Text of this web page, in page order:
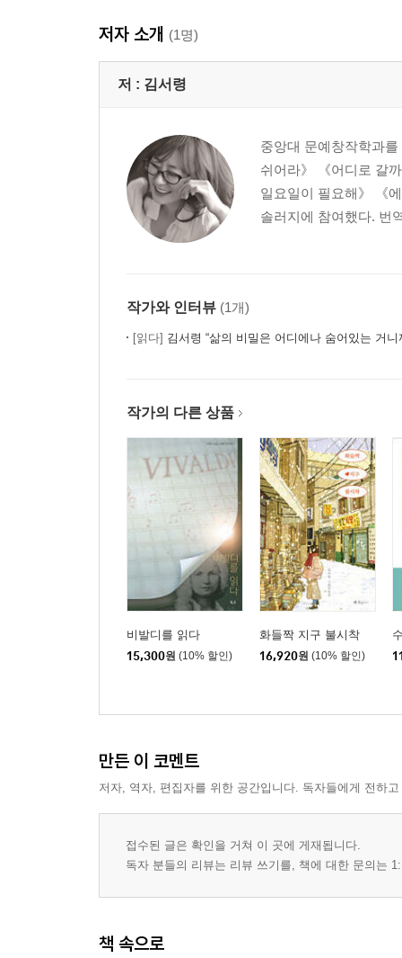
저자 소개 (1명)
저 : 김서령
중앙대 문예창작학과
쉬어라》 《어디로 갈
일요일이 필요해》 《
솔러지에 참여했다. 번
작가와 인터뷰 (1개)
[읽다] 김서령 “삶의 비밀은 어디에나 숨어있는 거니
작가의 다른 상품
비발디를 읽다
15,300원 (10% 할인)
화들짝 지구 불시착
16,920원 (10% 할인)
만든 이 코멘트
저자, 역자, 편집자를 위한 공간입니다. 독자들에게 전하
접수된 글은 확인을 거쳐 이 곳에 게재됩니다.
독자 분들의 리뷰는 리뷰 쓰기를, 책에 대한 문의는
책 속으로